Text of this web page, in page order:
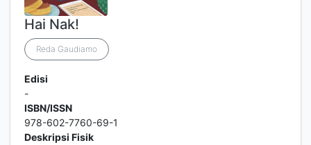
Hai Nak!
Reda Gaudiamo
Edisi
-
ISBN/ISSN
978-602-7760-69-1
Deskripsi Fisik